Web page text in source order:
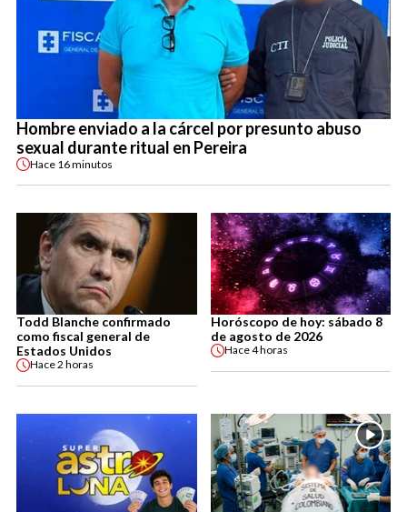
Hombre enviado a la cárcel por presunto abuso
sexual durante ritual en Pereira
Hace 16 minutos
Todd Blanche confirmado
como fiscal general de
Estados Unidos
Hace2 horas
Horóscopo de hoy: sábado 8
de agosto de 2026
Hace4 horas